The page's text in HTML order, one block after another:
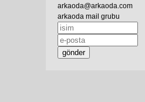
arkaoda@arkaoda.com
arkaoda mail grubu